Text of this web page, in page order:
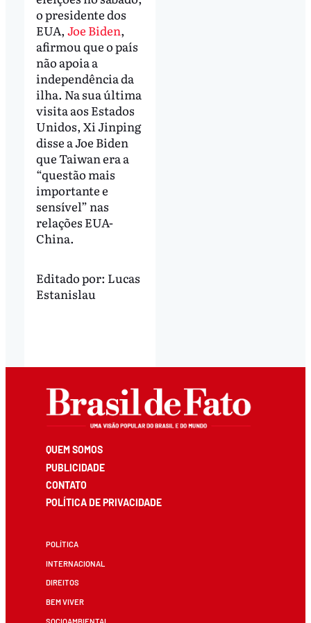
o presidente dos
EUA, Joe Biden,
afirmou que o país
não apoia a
independência da
ilha. Na sua última
visita aos Estados
Unidos, Xi Jinping
disse a Joe Biden
que Taiwan era a
“questão mais
importante e
sensível” nas
relações EUA-
China.
Editado por: Lucas
Estanislau
QUEM SOMOS
PUBLICIDADE
CONTATO
POLÍTICA DE PRIVACIDADE
POLÍTICA
INTERNACIONAL
DIREITOS
BEM VIVER